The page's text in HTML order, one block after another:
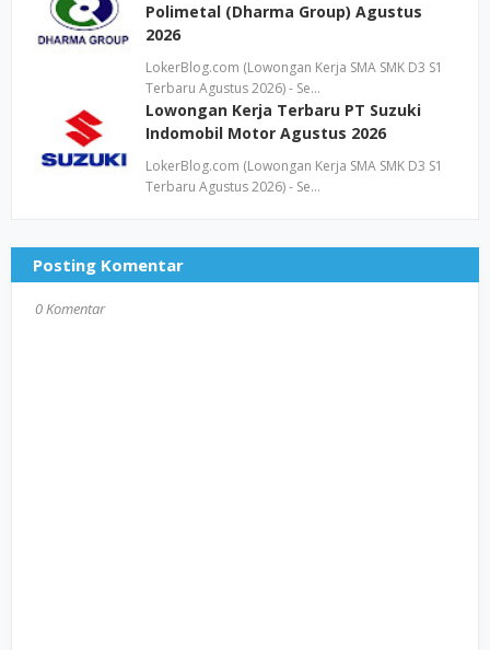
Polimetal (Dharma Group) Agustus
2026
LokerBlog.com (Lowongan Kerja SMA SMK D3 S1
Terbaru Agustus 2026) - Se…
Lowongan Kerja Terbaru PT Suzuki
Indomobil Motor Agustus 2026
LokerBlog.com (Lowongan Kerja SMA SMK D3 S1
Terbaru Agustus 2026) - Se…
Posting Komentar
0 Komentar